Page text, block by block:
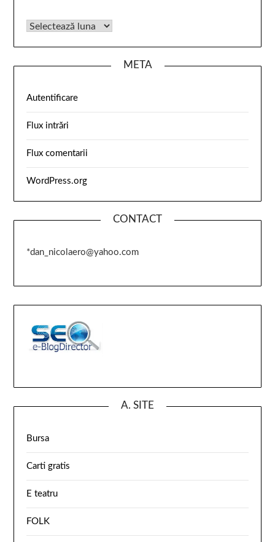
META
Autentificare
Flux intrări
Flux comentarii
WordPress.org
CONTACT
*dan_nicolaero@yahoo.com
A. SITE
Bursa
Carti gratis
E teatru
FOLK